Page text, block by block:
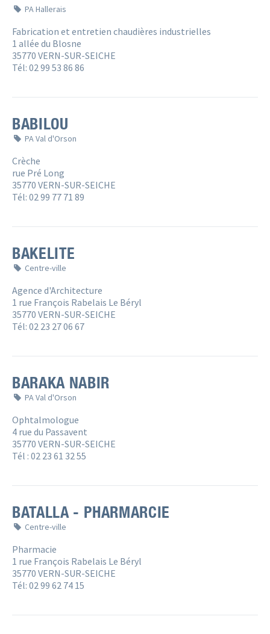
PA Hallerais
Fabrication et entretien chaudières industrielles
1 allée du Blosne
35770 VERN-SUR-SEICHE
Tél: 02 99 53 86 86
BABILOU
PA Val d'Orson
Crèche
rue Pré Long
35770 VERN-SUR-SEICHE
Tél: 02 99 77 71 89
BAKELITE
Centre-ville
Agence d'Architecture
1 rue François Rabelais Le Béryl
35770 VERN-SUR-SEICHE
Tél: 02 23 27 06 67
BARAKA NABIR
PA Val d'Orson
Ophtalmologue
4 rue du Passavent
35770 VERN-SUR-SEICHE
Tél : 02 23 61 32 55
BATALLA - PHARMARCIE
Centre-ville
Pharmacie
1 rue François Rabelais Le Béryl
35770 VERN-SUR-SEICHE
Tél: 02 99 62 74 15